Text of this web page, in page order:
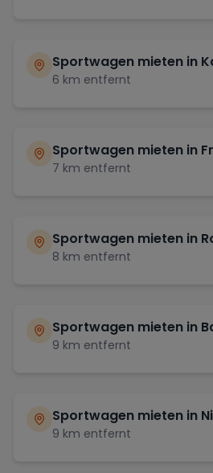
Sportwagen mieten in
6 km entfernt
Sportwagen mieten in
7 km entfernt
Sportwagen mieten in
8 km entfernt
Sportwagen mieten in
9 km entfernt
Sportwagen mieten in
9 km entfernt